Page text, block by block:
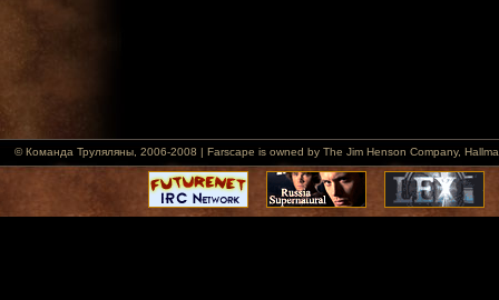
© Команда Труляляны, 2006-2008 | Farscape is owned by The Jim Henson Company,